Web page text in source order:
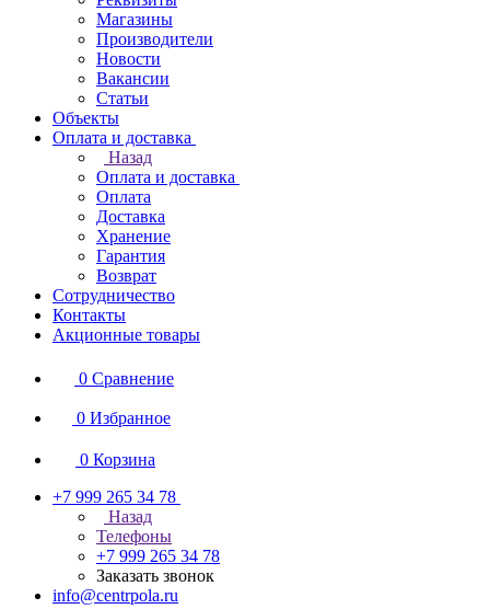
Магазины
Производители
Новости
Вакансии
Статьи
Объекты
Оплата и доставка
Назад
Оплата и доставка
Оплата
Доставка
Хранение
Гарантия
Возврат
Сотрудничество
Контакты
Акционные товары
0 Сравнение
0 Избранное
0 Корзина
+7 999 265 34 78
Назад
Телефоны
+7 999 265 34 78
Заказать звонок
info@centrpola.ru